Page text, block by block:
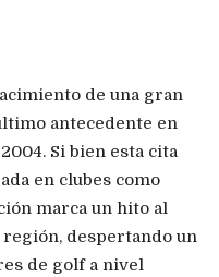
de una gran
antecedente en
Si bien esta cita
en clubes como
marca un hito al
despertando un
de golf a nivel